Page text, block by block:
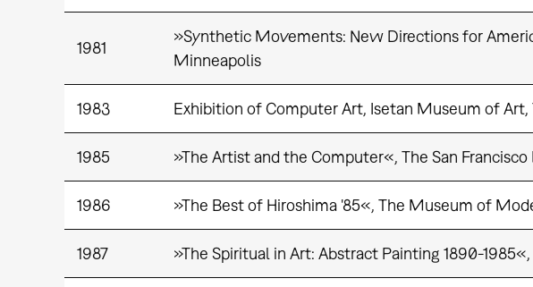
1981
»Synthetic Movements: New Directions for
Minneapolis
1983 Exhibition of Computer Art, Isetan Museum of Art,
1985 »The Artist and the Computer«, The San
1986 »The Best of Hiroshima '85«, The Museum of
1987 »The Spiritual in Art: Abstract Painting 1890-